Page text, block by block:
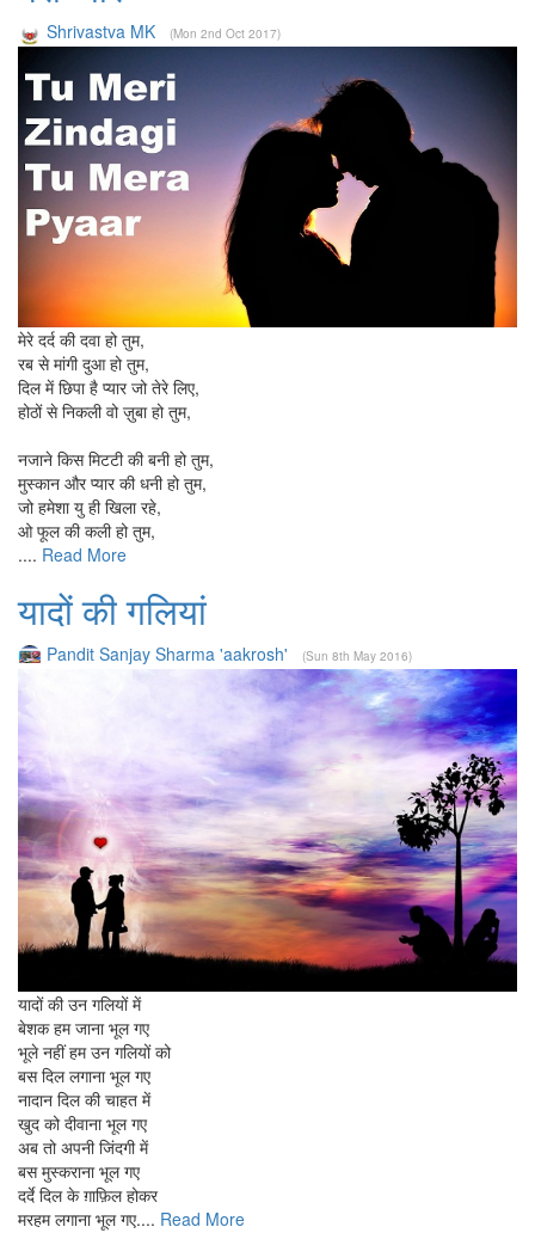
Shrivastva MK (Mon 2nd Oct 2017)
मेरे दर्द की दवा हो तुम,
रब से मांगी दुआ हो तुम,
दिल में छिपा है प्यार जो तेरे लिए,
होठों से निकली वो ज़ुबा हो तुम,
नजाने किस मिटटी की बनी हो तुम,
मुस्कान और प्यार की धनी हो तुम,
जो हमेशा यु ही खिला रहे,
ओ फूल की कली हो तुम,
.... Read More
यादों की गलियां
Pandit Sanjay Sharma 'aakrosh' (Sun 8th May 2016)
यादों की उन गलियों में
बेशक हम जाना भूल गए
भूले नहीं हम उन गलियों को
बस दिल लगाना भूल गए
नादान दिल की चाहत में
खुद को दीवाना भूल गए
अब तो अपनी जिंदगी में
बस मुस्कराना भूल गए
दर्दे दिल के ग़ाफ़िल होकर
मरहम लगाना भूल गए.... Read More